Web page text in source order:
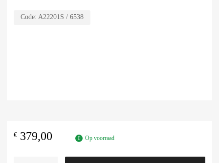
Code: A22201S / 6538
€ 379,00 Op voorraad